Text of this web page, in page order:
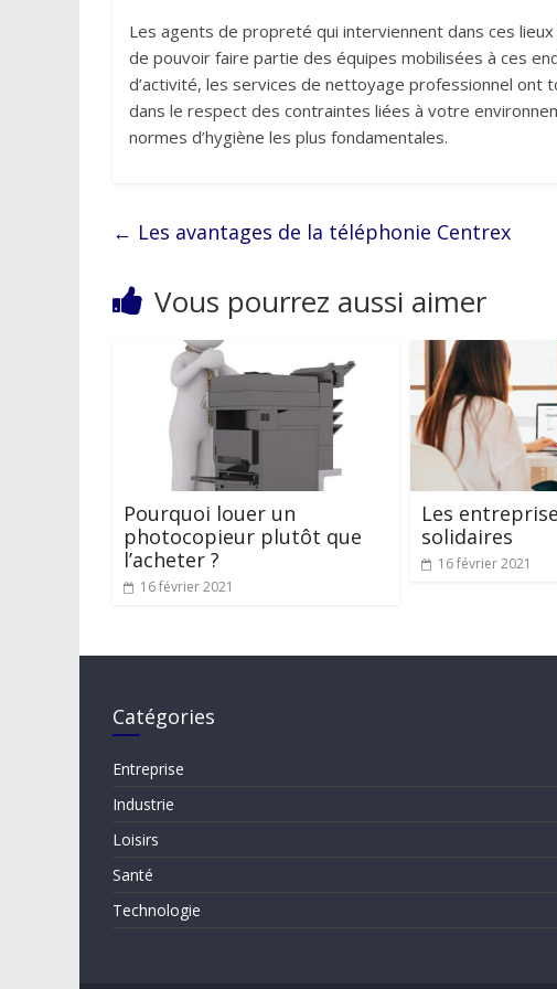
Les agents de propreté qui interviennent dans ces
de pouvoir faire partie des équipes mobilisées à ces
d’activité, les services de nettoyage professionnel
dans le respect des contraintes liées à votre
normes d’hygiène les plus fondamentales.
← Les avantages de la téléphonie Centrex
Vous pourrez aussi aimer
Pourquoi louer un
photocopieur plutôt que
l’acheter ?
16 février 2021
Les
solidaires
16 février 2021
Catégories
Entreprise
Industrie
Loisirs
Santé
Technologie